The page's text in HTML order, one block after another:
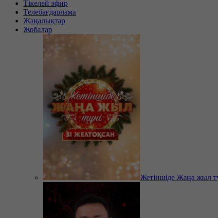
Тікелей эфир
Телебағдарлама
Жаңалықтар
Жобалар
Жетіншіде Жаңа жыл